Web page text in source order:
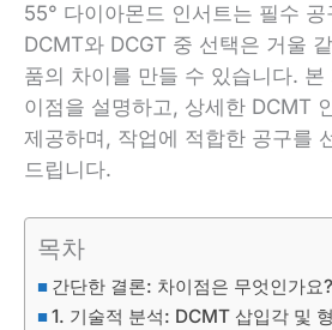
55° 다이아몬드 인서트는 필수
DCMT와 DCGT 중 선택은 거울
품의 차이를 만들 수 있습니다.
이점을 설명하고, 상세한 DCMT
제공하며, 작업에 적합한 공구를
드립니다.
목차
간단한 결론: 차이점은 무엇인가요?
1. 기술적 분석: DCMT 삽입각 및